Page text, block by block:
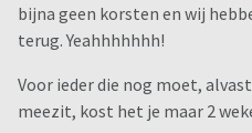
bijna geen korsten en wij
terug. Yeahhhhhhh!
Voor ieder die nog moet,
meezit, kost het je maar 2